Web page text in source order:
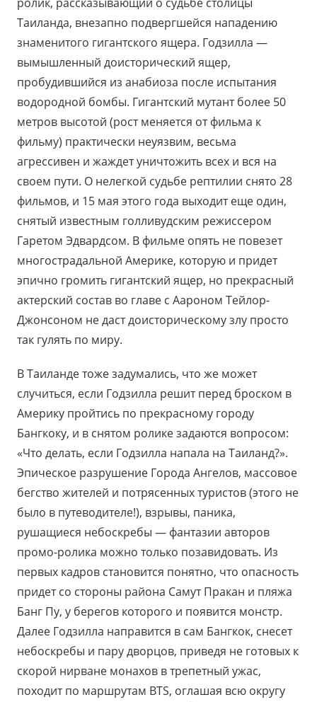
Таиланда, внезапно подвергшейся нападению
знаменитого гигантского ящера. Годзилла —
вымышленный доисторический ящер,
пробудившийся из анабиоза после испытания
водородной бомбы. Гигантский мутант более 50
метров высотой (рост меняется от фильма к
фильму) практически неуязвим, весьма
агрессивен и жаждет уничтожить всех и вся на
своем пути. О нелегкой судьбе рептилии снято 28
фильмов, и 15 мая этого года выходит еще один,
снятый известным голливудским режиссером
Гаретом Эдвардсом. В фильме опять не повезет
многострадальной Америке, которую и придет
эпично громить гигантский ящер, но прекрасный
актерский состав во главе с Аароном Тейлор-
Джонсоном не даст доисторическому злу просто
так гулять по миру.
В Таиланде тоже задумались, что же может
случиться, если Годзилла решит перед броском в
Америку пройтись по прекрасному городу
Бангкоку, и в снятом ролике задаются вопросом:
«Что делать, если Годзилла напала на Таиланд?».
Эпическое разрушение Города Ангелов, массовое
бегство жителей и потрясенных туристов (этого не
было в путеводителе!), взрывы, паника,
рушащиеся небоскребы — фантазии авторов
промо-ролика можно только позавидовать. Из
первых кадров становится понятно, что опасность
придет со стороны района Самут Пракан и пляжа
Банг Пу, у берегов которого и появится монстр.
Далее Годзилла направится в сам Бангкок, снесет
небоскребы и пару дворцов, приведя не готовых к
скорой нирване монахов в трепетный ужас,
походит по маршрутам BTS, оглашая всю округу